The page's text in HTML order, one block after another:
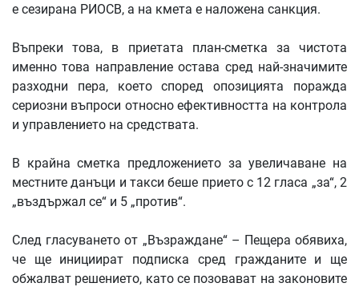
е сезирана РИОСВ, а на кмета е наложена санкция.
Въпреки това, в приетата план-сметка за чистота
именно това направление остава сред най-значимите
разходни пера, което според опозицията поражда
сериозни въпроси относно ефективността на контрола
и управлението на средствата.
В крайна сметка предложението за увеличаване на
местните данъци и такси беше прието с 12 гласа „за“, 2
„въздържал се“ и 5 „против“.
След гласуването от „Възраждане“ – Пещера обявиха,
че ще инициират подписка сред гражданите и ще
обжалват решението, като се позовават на законовите